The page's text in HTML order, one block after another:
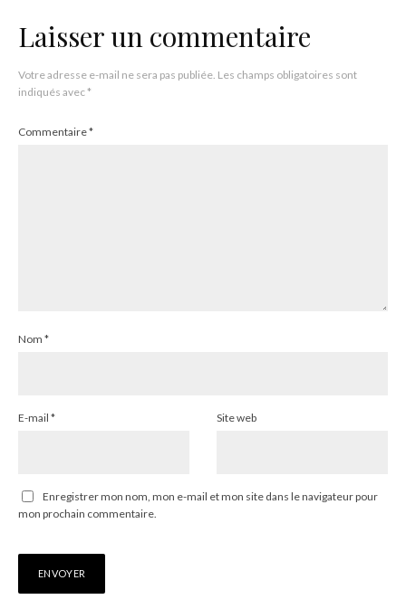
Laisser un commentaire
Votre adresse e-mail ne sera pas publiée. Les champs obligatoires sont
indiqués avec*
Commentaire*
Nom *
E-mail * Site web
Enregistrer mon nom, mon e-mail et mon site dans le navigateur pour
mon prochain commentaire.